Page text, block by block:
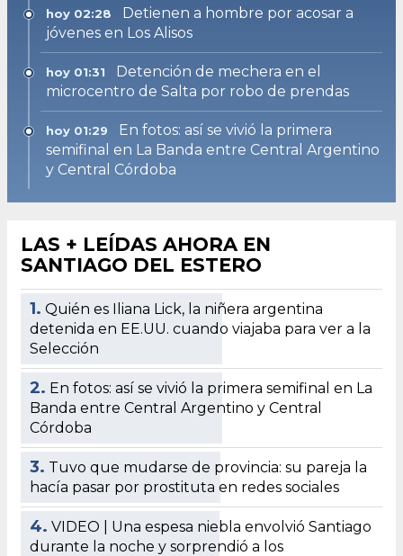
hoy 02:28
Detienen a hombre por acosar a
jóvenes en Los Alisos
hoy 01:31
Detención de mechera en el
microcentro de Salta por robo de prendas
hoy 01:29
En fotos: así se vivió la primera
semifinal en La Banda entre Central Argentino
y Central Córdoba
LAS + LEÍDAS AHORA EN
SANTIAGO DEL ESTERO
1. Quién es Iliana Lick, la niñera argentina
detenida en EE.UU. cuando viajaba para ver a la
Selección
2. En fotos: así se vivió la primera semifinal en La
Banda entre Central Argentino y Central
Córdoba
3. Tuvo que mudarse de provincia: su pareja la
hacía pasar por prostituta en redes sociales
4. VIDEO | Una espesa niebla envolvió Santiago
durante la noche y sorprendió a los